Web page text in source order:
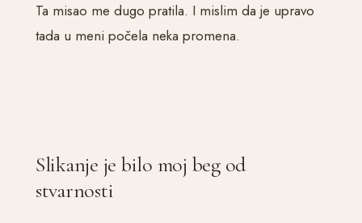
Ta misao me dugo pratila. I mislim da je upravo
tada u meni počela neka promena.
Slikanje je bilo moj beg od
stvarnosti